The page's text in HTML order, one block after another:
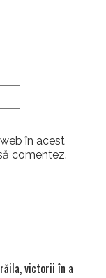
în acest
comentez.
victorii în a